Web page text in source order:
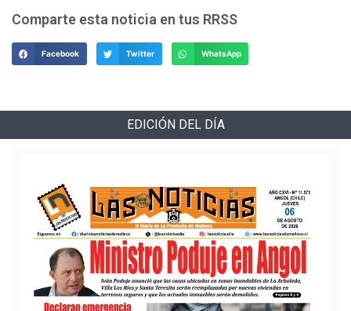
Comparte esta noticia en tus RRSS
Facebook Twitter WhatsApp
EDICIÓN DEL DÍA